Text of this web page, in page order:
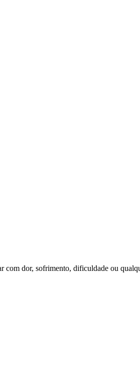
com dor, sofrimento, dificuldade ou